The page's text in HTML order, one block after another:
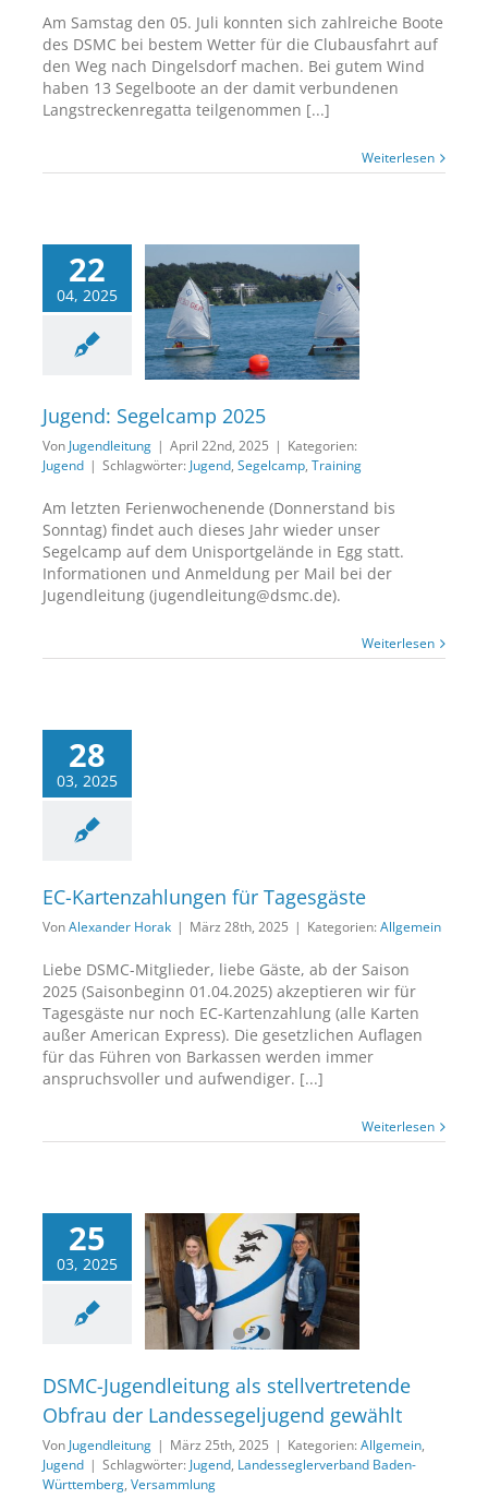
Am Samstag den 05. Juli konnten sich zahlreiche Boote
des DSMC bei bestem Wetter für die Clubausfahrt auf
den Weg nach Dingelsdorf machen. Bei gutem Wind
haben 13 Segelboote an der damit verbundenen
Langstreckenregatta teilgenommen [...]
Weiterlesen
22
04, 2025
Jugend: Segelcamp 2025
Von Jugendleitung | April 22nd, 2025 | Kategorien:
Jugend | Schlagwörter: Jugend, Segelcamp, Training
Am letzten Ferienwochenende (Donnerstand bis
Sonntag) findet auch dieses Jahr wieder unser
Segelcamp auf dem Unisportgelände in Egg statt.
Informationen und Anmeldung per Mail bei der
Jugendleitung (jugendleitung@dsmc.de).
Weiterlesen
28
03, 2025
EC-Kartenzahlungen für Tagesgäste
VonAlexander Horak | März 28th, 2025 | Kategorien: Allgemein
Liebe DSMC-Mitglieder, liebe Gäste, ab der Saison
2025 (Saisonbeginn 01.04.2025) akzeptieren wir für
Tagesgäste nur noch EC-Kartenzahlung (alle Karten
außer American Express). Die gesetzlichen Auflagen
für das Führen von Barkassen werden immer
anspruchsvoller und aufwendiger. [...]
Weiterlesen
25
03, 2025
Jugendleitung als
Obfrau
DSMC-Jugendleitung als stellvertretende
Obfrau der Landessegeljugend gewählt
Von Jugendleitung | März 25th, 2025 | Kategorien: Allgemein,
Jugend | Schlagwörter: Jugend, Landesseglerverband Baden-
Württemberg, Versammlung